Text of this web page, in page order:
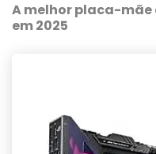
A melhor placa-mãe
em 2025